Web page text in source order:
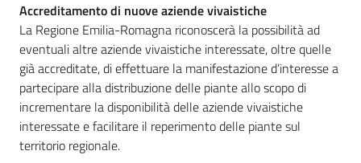
Accreditamento di nuove aziende vivaistiche
La Regione Emilia-Romagna riconoscerà la possibilità ad
eventuali altre aziende vivaistiche interessate, oltre quelle
già accreditate, di effettuare la manifestazione d’interesse a
partecipare alla distribuzione delle piante allo scopo di
incrementare la disponibilità delle aziende vivaistiche
interessate e facilitare il reperimento delle piante sul
territorio regionale.